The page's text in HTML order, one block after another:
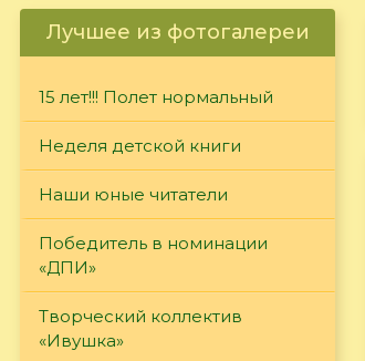
Лучшее из фотогалереи
15 лет!!! Полет нормальный
Неделя детской книги
Наши юные читатели
Победитель в номинации
«ДПИ»
Творческий коллектив
«Ивушка»